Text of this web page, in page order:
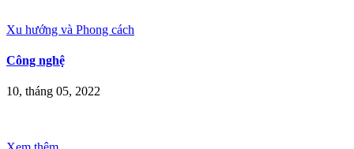
Xu hướng và Phong cách
Công nghệ
10, tháng 05, 2022